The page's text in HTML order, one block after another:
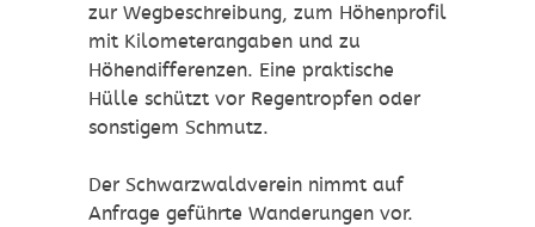
zur Wegbeschreibung, zum Höhenprofil
mit Kilometerangaben und zu
Höhendifferenzen. Eine praktische
Hülle schützt vor Regentropfen oder
sonstigem Schmutz.
Der Schwarzwaldverein nimmt auf
Anfrage geführte Wanderungen vor.